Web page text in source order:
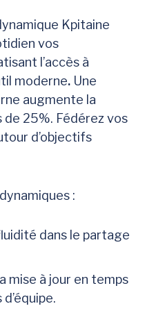
Kpitaine
vos
l’accès à
moderne. Une
augmente la
25%. Fédérez vos
d’objectifs
:
dans le partage
mise à jour en temps